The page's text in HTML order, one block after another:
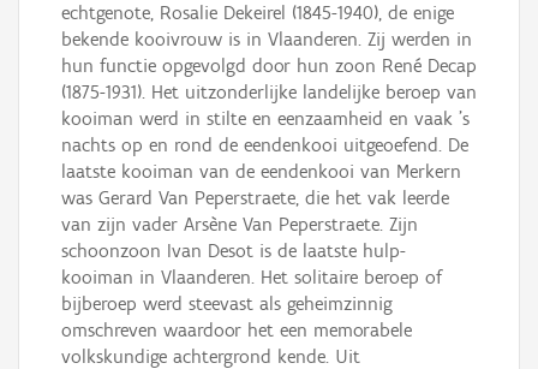
echtgenote, Rosalie Dekeirel (1845-1940), de enige
bekende kooivrouw is in Vlaanderen. Zij werden in
hun functie opgevolgd door hun zoon René Decap
(1875-1931). Het uitzonderlijke landelijke beroep van
kooiman werd in stilte en eenzaamheid en vaak 's
nachts op en rond de eendenkooi uitgeoefend. De
laatste kooiman van de eendenkooi van Merkern
was Gerard Van Peperstraete, die het vak leerde
van zijn vader Arsène Van Peperstraete. Zijn
schoonzoon Ivan Desot is de laatste hulp-
kooiman in Vlaanderen. Het solitaire beroep of
bijberoep werd steevast als geheimzinnig
omschreven waardoor het een memorabele
volkskundige achtergrond kende. Uit